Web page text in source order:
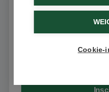
Cookie-
Schrijf je in
Ontvang als eerste de